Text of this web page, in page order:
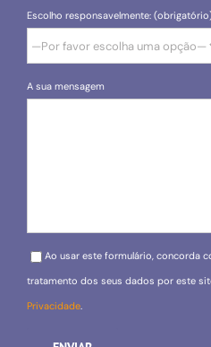
Escolho responsavelmente:
A sua mensagem
Please leave this field empty.
Ao usar este formulário, concorda
tratamento dos seus dados por este
Privacidade.